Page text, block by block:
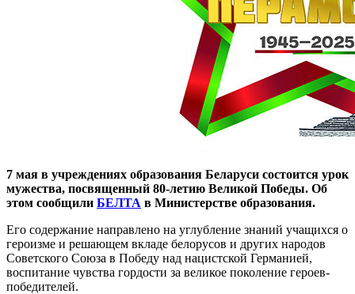
7 мая в учреждениях образования Беларуси состоится урок
мужества, посвященный 80-летию Великой Победы. Об
этом сообщили БЕЛТА в Министерстве образования.
Его содержание направлено на углубление знаний учащихся о
героизме и решающем вкладе белорусов и других народов
Советского Союза в Победу над нацистской Германией,
воспитание чувства гордости за великое поколение героев-
победителей.